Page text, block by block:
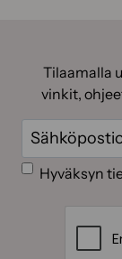
Tilaamalla
vinkit,
Sähköposti
Suostumus
Hyväksyn